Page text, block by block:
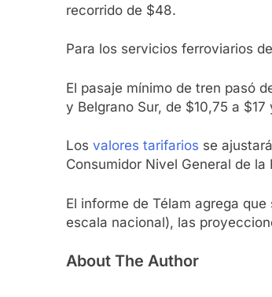
recorrido de $48.
Para los servicios ferroviarios
El pasaje mínimo de tren pasó
y Belgrano Sur, de $10,75 a
Los valores tarifarios se
Consumidor Nivel General de
El informe de Télam agrega
escala nacional), las
About The Author